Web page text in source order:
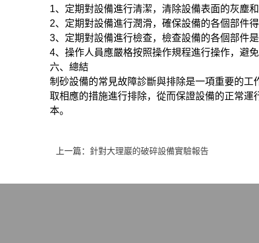
1、定期對設備進行清潔，清除設備表面的灰塵
2、定期對設備進行潤滑，確保設備的各個部件
3、定期對設備進行檢查，檢查設備的各個部件
4、操作人員應嚴格按照操作規程進行操作，避
六、總結
制砂設備的常見故障診斷與排除是一項重要的
取相應的措施進行排除，從而保證設備的正常
本。
上一篇： 針對大理巖的破碎設備實驗報告